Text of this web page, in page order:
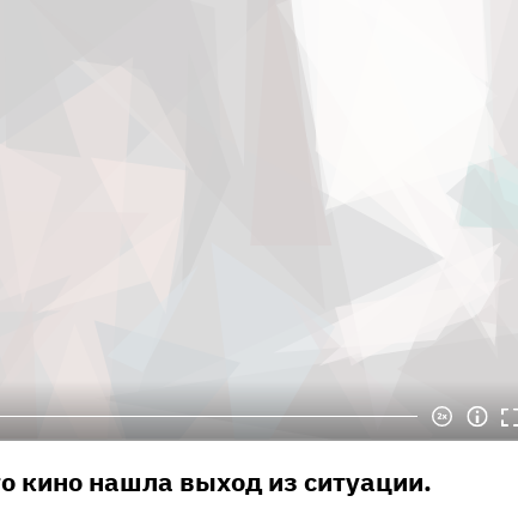
кино нашла выход из ситуации.